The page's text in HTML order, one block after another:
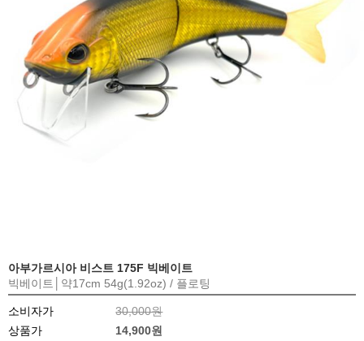
아부가르시아 비스트 175F 빅베이트
빅베이트│약17cm 54g(1.92oz) / 플로팅
소비자가
30,000원
상품가
14,900원